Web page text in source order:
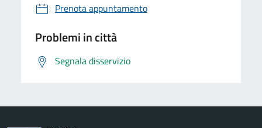
Prenota appuntamento
Problemi in città
Segnala disservizio